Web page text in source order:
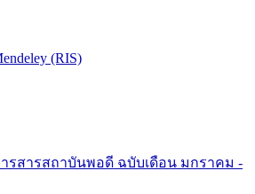
(RIS)
ารสารสถาบันพอดี ฉบับเดือน มกราคม -